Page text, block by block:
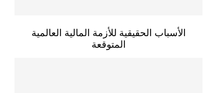
الأسباب الحقيقية للأزمة المالية العالمية
المتوقعة